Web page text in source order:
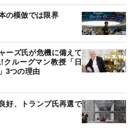
の模倣では限界
ーズ氏が危機に備えて
クルーグマン教授「日
3つの理由
好、トランプ氏再選で